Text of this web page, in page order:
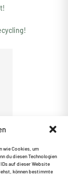
wie Cookies, um
du diesen Technologien
auf dieser Website
können bestimmte